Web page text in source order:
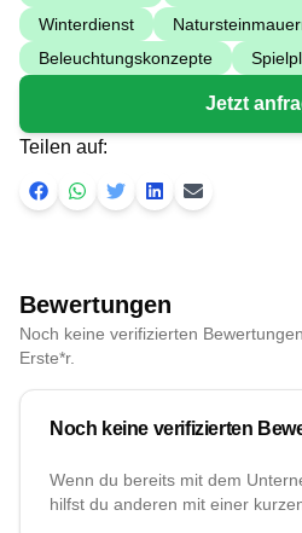
Winterdienst
Beleuchtungskonzepte
Jetzt
Teilen auf:
Bewertungen
Noch keine verifizierten
Erste*r.
Noch keine verifizierten
Wenn du bereits mit dem
hilfst du anderen mit einer